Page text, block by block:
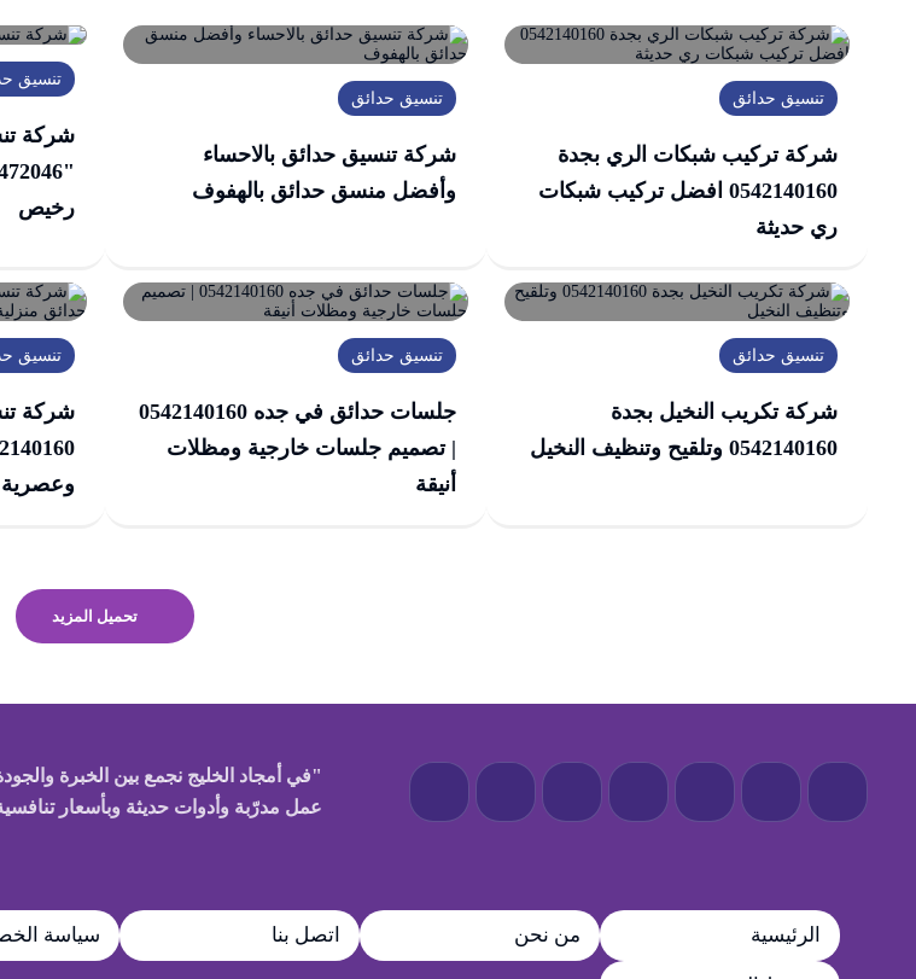
تنسيق حدائق
شركة تركيب شبكات الري بجدة
0542140160 افضل تركيب شبكات
ري حديثة
تنسيق حدائق
شركة تنسيق حدائق بالاحساء
وأفضل منسق حدائق بالهفوف
تنسيق
شركة
رخيص
تنسيق حدائق
شركة تكريب النخيل بجدة
0542140160 وتلقيح وتنظيف النخيل
تنسيق حدائق
جلسات حدائق في جده 0542140160
| تصميم جلسات خارجية ومظلات
أنيقة
تنسيق
شركة
وعصرية
تحميل المزيد
"في أمجاد الخليج نجمع بين الخبرة
عمل مدرّبة وأدوات حديثة وبأسعار
الرئيسية من نحن اتصل بنا سياسة